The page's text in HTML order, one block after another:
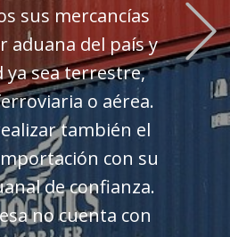
sus mercancías
aduana del país y
ya sea terrestre,
o aérea.
también el
con su
de confianza.
no cuenta con